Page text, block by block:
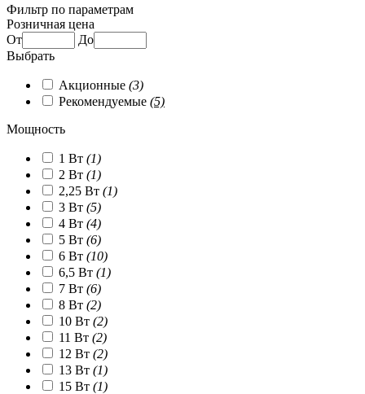
Фильтр по параметрам
Розничная цена
От
До
Выбрать
Акционные (3)
Рекомендуемые (5)
Мощность
1 Вт (1)
2 Вт (1)
2,25 Вт (1)
3 Вт (5)
4 Вт (4)
5 Вт (6)
6 Вт (10)
6,5 Вт (1)
7 Вт (6)
8 Вт (2)
10 Вт (2)
11 Вт (2)
12 Вт (2)
13 Вт (1)
15 Вт (1)